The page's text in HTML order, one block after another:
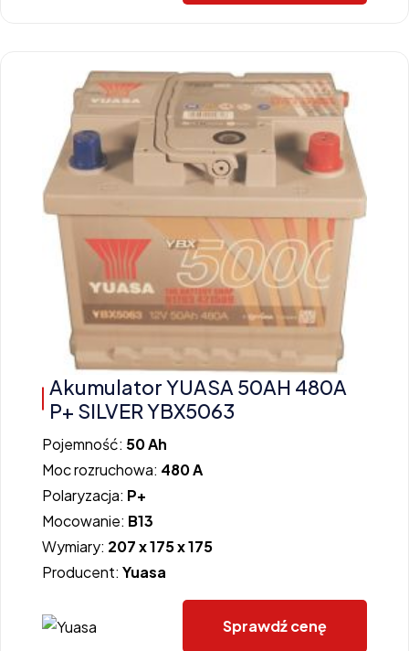
Akumulator YUASA 50AH 480A
P+ SILVER YBX5063
Pojemność: 50 Ah
Moc rozruchowa: 480 A
Polaryzacja: P+
Mocowanie: B13
Wymiary: 207 x 175 x 175
Producent: Yuasa
Sprawdź cenę